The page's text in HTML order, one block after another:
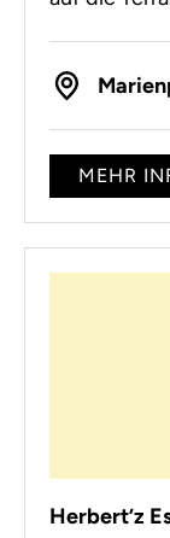
MEHR
Herbert’z